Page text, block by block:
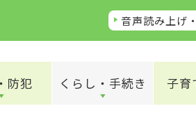
音声読み上げ
防犯 くらし・手続き 子育